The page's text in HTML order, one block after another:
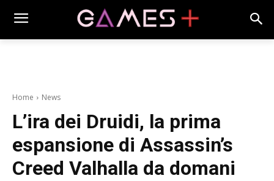
Home News
L’ira dei Druidi, la prima
espansione di Assassin’s
Creed Valhalla da domani